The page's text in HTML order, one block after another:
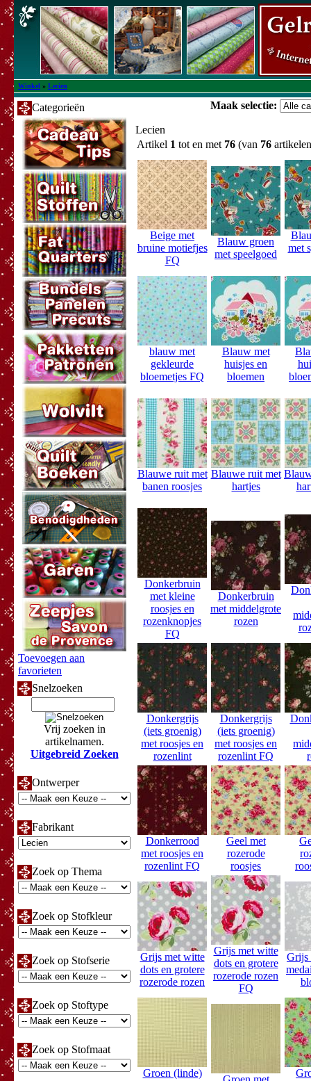
Winkel » Lecien
Categorieën
Toevoegen aan
favorieten
Snelzoeken
Vrij zoeken in
artikelnamen.
Uitgebreid Zoeken
Ontwerper
Fabrikant
Zoek op Thema
Zoek op Stofkleur
Zoek op Stofserie
Zoek op Stoftype
Zoek op Stofmaat
Maak selectie:
Lecien
Artikel 1 tot en met 76 (van 76
Beige met
bruine motiefjes
FQ
Blauw groen
met speelgoed
met
blauw met
gekleurde
bloemetjes FQ
Blauw met
huisjes en
bloemen
Blauwe ruit met
banen roosjes
Blauwe ruit met
hartjes
Donkerbruin
met kleine
roosjes en
rozenknopjes
FQ
Donkerbruin
met middelgrote
rozen
Donkergrijs
(iets groenig)
met roosjes en
rozenlint
Donkergrijs
(iets groenig)
met roosjes en
rozenlint FQ
Donkerrood
met roosjes en
rozenlint FQ
Geel met
rozerode
roosjes
Grijs met witte
dots en grotere
rozerode rozen
Grijs met witte
dots en grotere
rozerode rozen
FQ
Grijs
Groen (linde)